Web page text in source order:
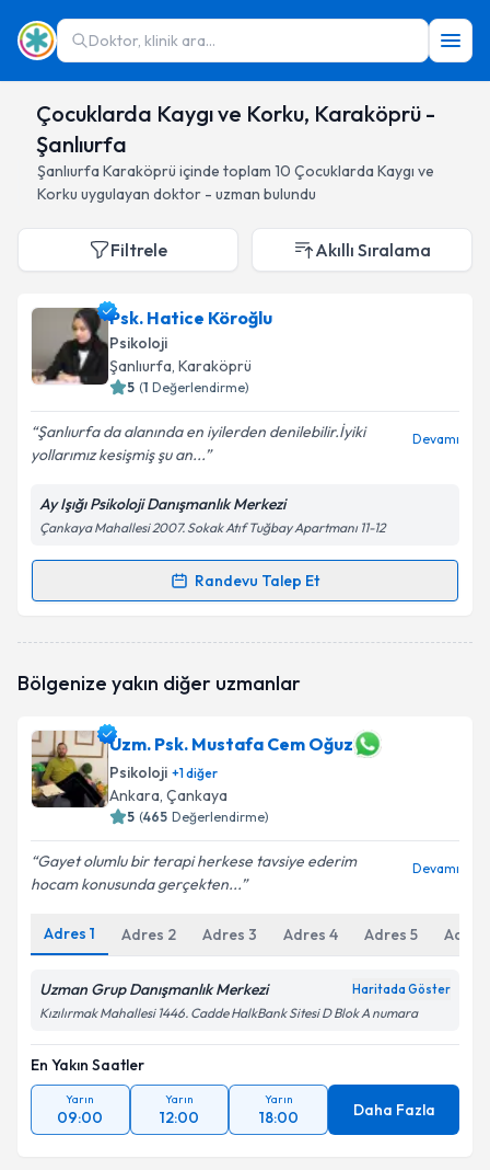
Doktor, klinik ara...
Çocuklarda Kaygı ve Korku, Karaköprü -
Şanlıurfa
Şanlıurfa Karaköprü içinde toplam 10 Çocuklarda Kaygı ve
Korku uygulayan doktor - uzman bulundu
Filtrele Akıllı Sıralama
Psk. Hatice Köroğlu
Psikoloji
Şanlıurfa, Karaköprü
5 (1 Değerlendirme)
Şanlıurfa da alanında en iyilerden denilebilir.İyiki
yollarımız kesişmiş şu an...
Devamı
Ay Işığı Psikoloji Danışmanlık Merkezi
Çankaya Mahallesi 2007. Sokak Atıf Tuğbay Apartmanı 11-12
Randevu Talep Et
Randevu Takvimi Talebi
oluşturun. Size bu uzmandan randevu almanız için bir
E-posta Adresiniz
Kişisel verilerimin işlenmesine ilişkinAydınlatma
Metni'ni okudum ve kişisel verilerimin belirtilen
Bölgenize yakın diğer uzmanlar
Uzm. Psk. Mustafa Cem Oğuz
Psikoloji +1diğer
Ankara, Çankaya
5 (465 Değerlendirme)
Gayet olumlu bir terapi herkese tavsiye ederim
hocam konusunda gerçekten...
Devamı
Adres 1 Adres 2 Adres 3 Adres 4 Adres 5 Adres
Uzman Grup Danışmanlık Merkezi Haritada Göster
Kızılırmak Mahallesi 1446. Cadde HalkBank Sitesi D Blok A numara
En Yakın Saatler
Yarın
09:00
Yarın
12:00
Yarın
18:00 Daha Fazla